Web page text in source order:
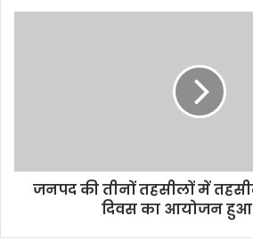
जनपद की तीनों तहसीलों में
दिवस का आयोजन